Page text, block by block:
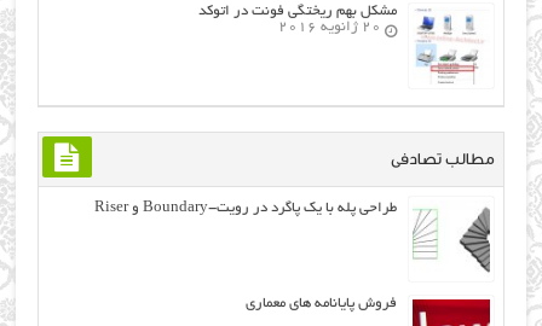
مشکل بهم ریختگی فونت در اتوکد
20 ژانویه 2016
مطالب تصادفی
طراحی ﭘﻠﻪ ﺑﺎ ﻳﻚ ﭘﺎﮔﺮﺩ در رویت-Boundary ﻭ Riser
فروش پایانامه های معماری